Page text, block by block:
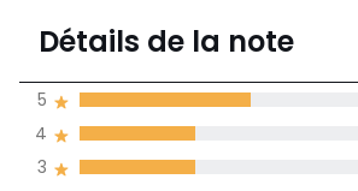
4,1
de moyenne
obtenue sur
Détails de la note
3
4
5